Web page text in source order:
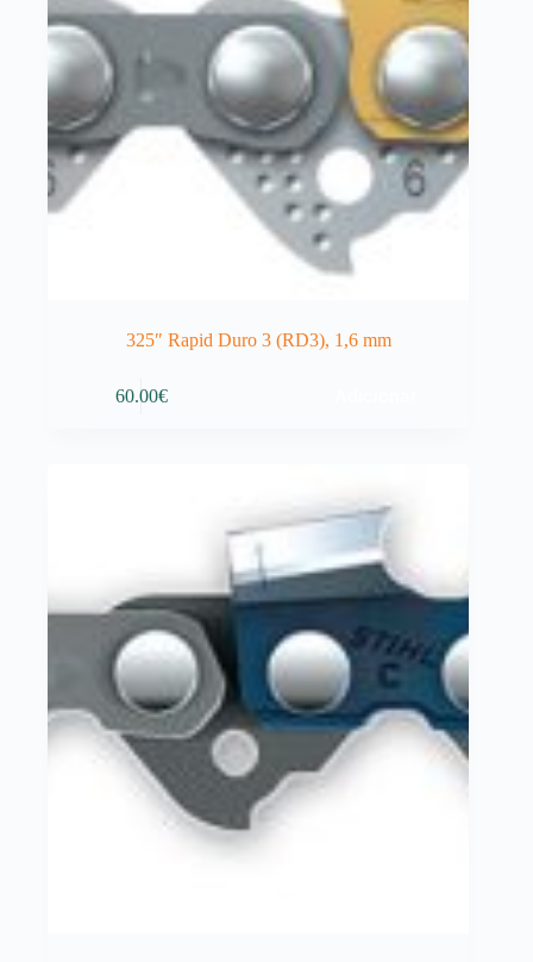
325″ Rapid Duro 3 (RD3), 1,6 mm
60.00€